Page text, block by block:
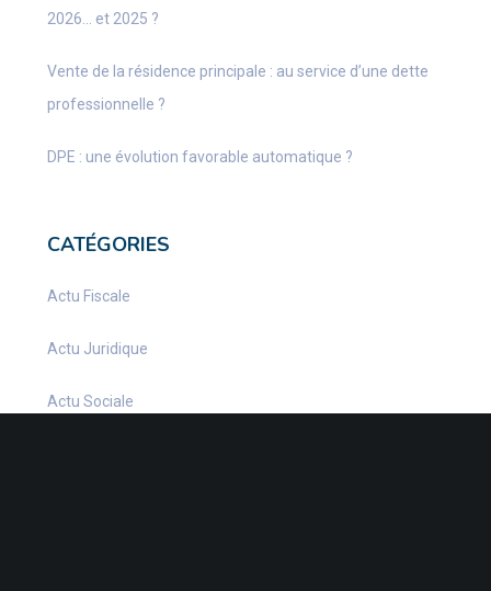
2026… et 2025 ?
Vente de la résidence principale : au service d’une dette
professionnelle ?
DPE : une évolution favorable automatique ?
CATÉGORIES
Actu Fiscale
Actu Juridique
Actu Sociale